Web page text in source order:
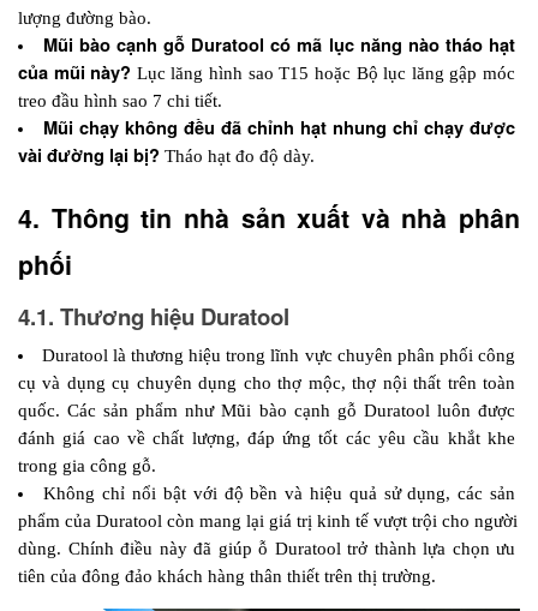
lượng đường bào.
Mũi bào cạnh gỗ Duratool có mã lục năng nào tháo hạt
của mũi này? Lục lăng hình sao T15 hoặc Bộ lục lăng gập móc
treo đầu hình sao 7 chi tiết.
Mũi chạy không đều đã chỉnh hạt nhung chỉ chạy được
vài đường lại bị? Tháo hạt đo độ dày.
4. Thông tin nhà sản xuất và nhà phân
phối
4.1. Thương hiệu Duratool
Duratool là thương hiệu trong lĩnh vực chuyên phân phối công
cụ và dụng cụ chuyên dụng cho thợ mộc, thợ nội thất trên toàn
quốc. Các sản phẩm như Mũi bào cạnh gỗ Duratool luôn được
đánh giá cao về chất lượng, đáp ứng tốt các yêu cầu khắt khe
trong gia công gỗ.
Không chỉ nổi bật với độ bền và hiệu quả sử dụng, các sản
phẩm của Duratool còn mang lại giá trị kinh tế vượt trội cho người
dùng. Chính điều này đã giúp ỗ Duratool trở thành lựa chọn ưu
tiên của đông đảo khách hàng thân thiết trên thị trường.